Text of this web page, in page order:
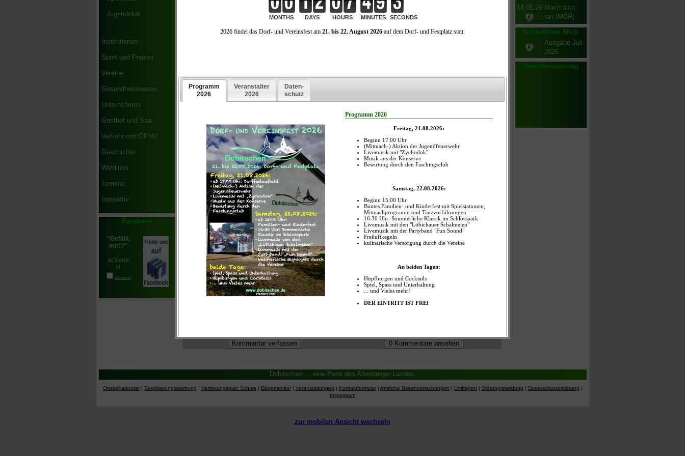
Jugendclub
Institutionen
Sport und Freizeit
Vereine
Gesundheitswesen
Unternehmen
Gasthof und Saal
Verkehr und ÖPNV
Geschichte
Weblinks
Termine
Interaktiv
Facebook
Nachbarn" am 23.05.2025 ans
Wasserschloss Dobitschen ein.
unterhaltsame Veranstaltung und die
Einladung zum "Tag der Nachbarn" durch die Relelschule Dobitschen
Liebe Dobitschener,
am 23. Mai 2025 ist wieder Tag der Nachbarschaft. Wir möchten Sie, unsere Nachbarn aus
dem Dorf, an diesem Tag zum Kaffeeklatsch ans Wasserschloss einladen. Es gibt
selbstgebackenen Kuchen und natürlich Kaffee und Tee. Auch ein kleines Kulturprogramm
ist geplant: Schüler unserer Schule singen, tanzen und rezitieren, es spielt der
Spielmannszug Lumpzig, „Eis-Christian“ kommt vorbei, es gibt eine Schatzkisten-Mitmach-
Aktion und ab 17 Uhr glüht der Rost. Kommen Sie vorbei und lassen sich einladen am:
Freitag, 23.05.2025, 14:30 – 18:00 Uhr
vor dem Wasserschloss Dobitschen
(Bei Regenwetter im Schloss)
Wir freuen uns auf Sie.
Herzliche Grüße von den Schülern, Lehrern und der Schulsozialarbeiterin der Regelschule
Dobitschen.
In Kooperation mit "Landschafft's - Akademie" (https://www.fack-ev.com)
18.05.26 Mach dich
ran (MDR)
Schmöllner Blick
Ausgabe Juli
2026
Unwetterwarnung
Dobitschen ... eine Perle des Altenburger Landes.
Ortsteilkalender| Bevölkerungswarnung | Vertretungsplan Schule | Dürremonitor| Veranstaltungen | Kontaktformular| Amtliche Bekanntmachungen | Umfragen | Störungsmeldung | Datenschutzerklärung |
Impressum
zur mobilen Ansicht wechseln